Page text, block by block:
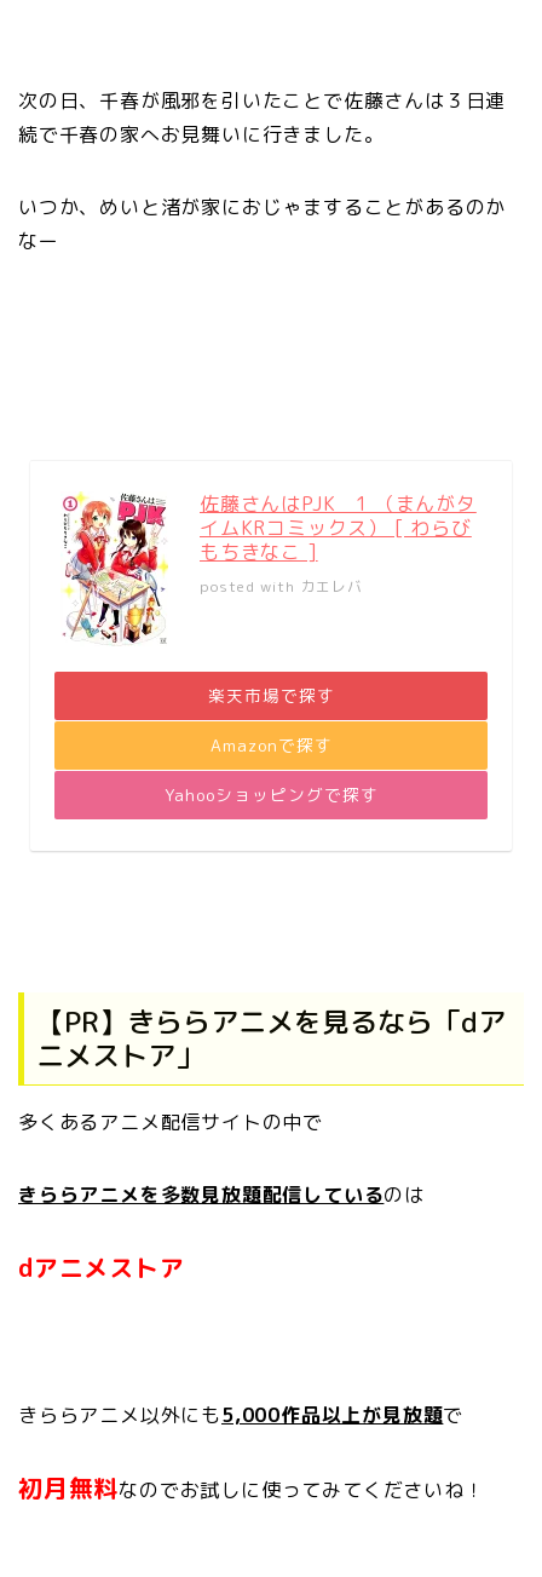
次の日、千春が風邪を引いたことで佐藤さんは３日連
続で千春の家へお見舞いに行きました。
いつか、めいと渚が家におじゃますることがあるのか
なー
佐藤さんはPJK 1 （まんがタ
イムKRコミックス） [ わらび
もちきなこ ]
posted with カエレバ
楽天市場で探す
Amazonで探す
Yahooショッピングで探す
【PR】きららアニメを見るなら「dア
ニメストア」
多くあるアニメ配信サイトの中で
きららアニメを多数見放題配信しているのは
dアニメストア
きららアニメ以外にも5,000作品以上が見放題で
初月無料なのでお試しに使ってみてくださいね！